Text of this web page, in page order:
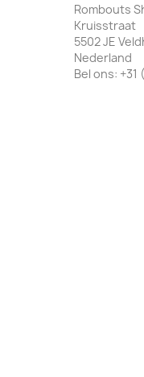
Rombouts
Kruisstraat
5502 JE
Nederland
Bel ons: +31